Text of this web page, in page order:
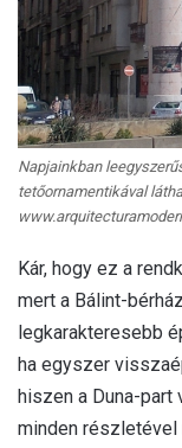
Napjainkban
tetőornamentikával
Kár, hogy ez a
mert a Bálint-
legkarakteresebb
ha egyszer
hiszen a Duna-
minden